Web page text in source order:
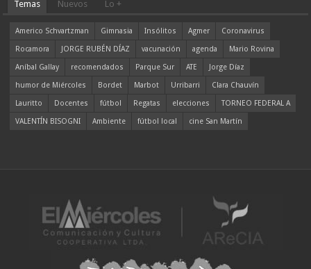
Temas Nuevos Lo +
Americo Schvartzman Gimnasia Insólitos Agmer
Coronavirus
Rocamora
JORGE RUBÉN DÍAZ vacunación agenda
Mario Rovina
Aníbal Gallay
recomendados Parque Sur ATE
Jorge Díaz
humor de Miércoles
Bordet Marbot Urribarri
Clara Chauvín
Lauritto
Docentes fútbol Regatas elecciones
TORNEO FEDERAL A
VALENTÍN BISOGNI
Ambiente fútbol local cine San Martín